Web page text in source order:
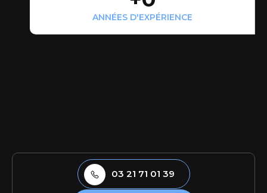
ANNÉES D'EXPÉRIENCE
03 21 71 01 39